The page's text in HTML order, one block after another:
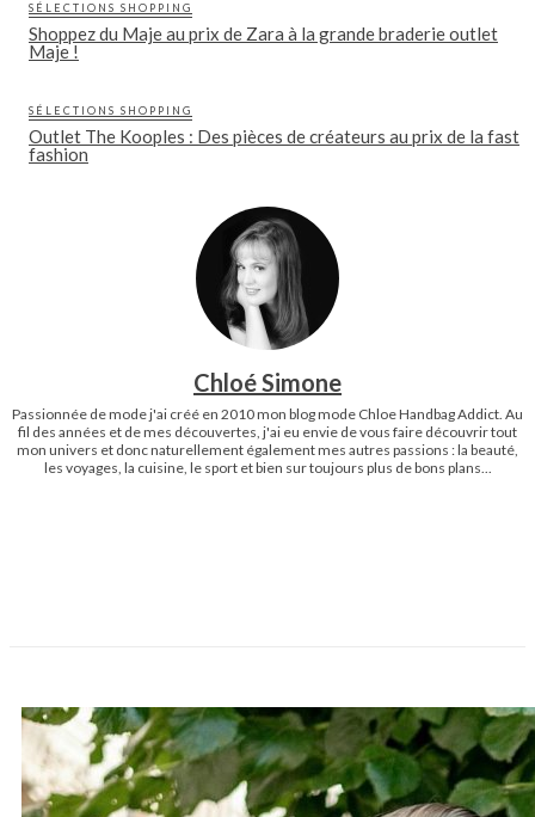
SÉLECTIONS SHOPPING
Shoppez du Maje au prix de Zara à la grande braderie outlet
Maje !
SÉLECTIONS SHOPPING
Outlet The Kooples : Des pièces de créateurs au prix de la fast
fashion
Chloé Simone
Passionnée de mode j'ai créé en 2010 mon blog mode Chloe Handbag Addict. Au
fil des années et de mes découvertes, j'ai eu envie de vous faire découvrir tout
mon univers et donc naturellement également mes autres passions : la beauté,
les voyages, la cuisine, le sport et bien sur toujours plus de bons plans...